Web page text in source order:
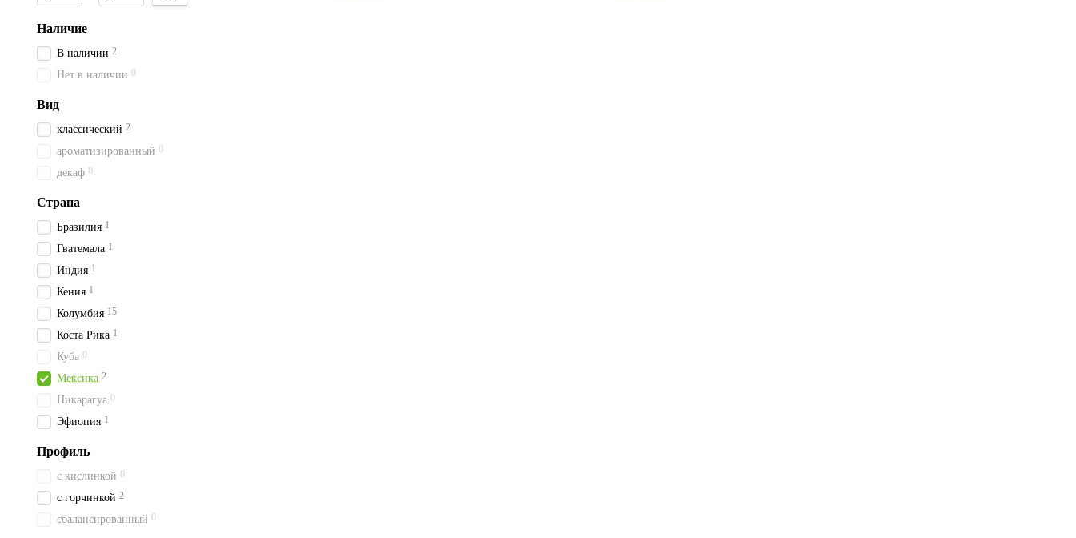
Наличие
В наличии 2
Нет в наличии 0
Вид
классический 2
ароматизированный 0
декаф 0
Страна
Бразилия 1
Гватемала 1
Индия 1
Кения 1
Колумбия 15
Коста Рика 1
Куба 0
Мексика 2
Никарагуа 0
Эфиопия 1
Профиль
с кислинкой 0
с горчинкой 2
сбалансированный 0